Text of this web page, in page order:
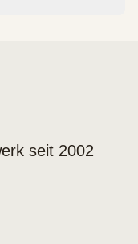
seit 2002